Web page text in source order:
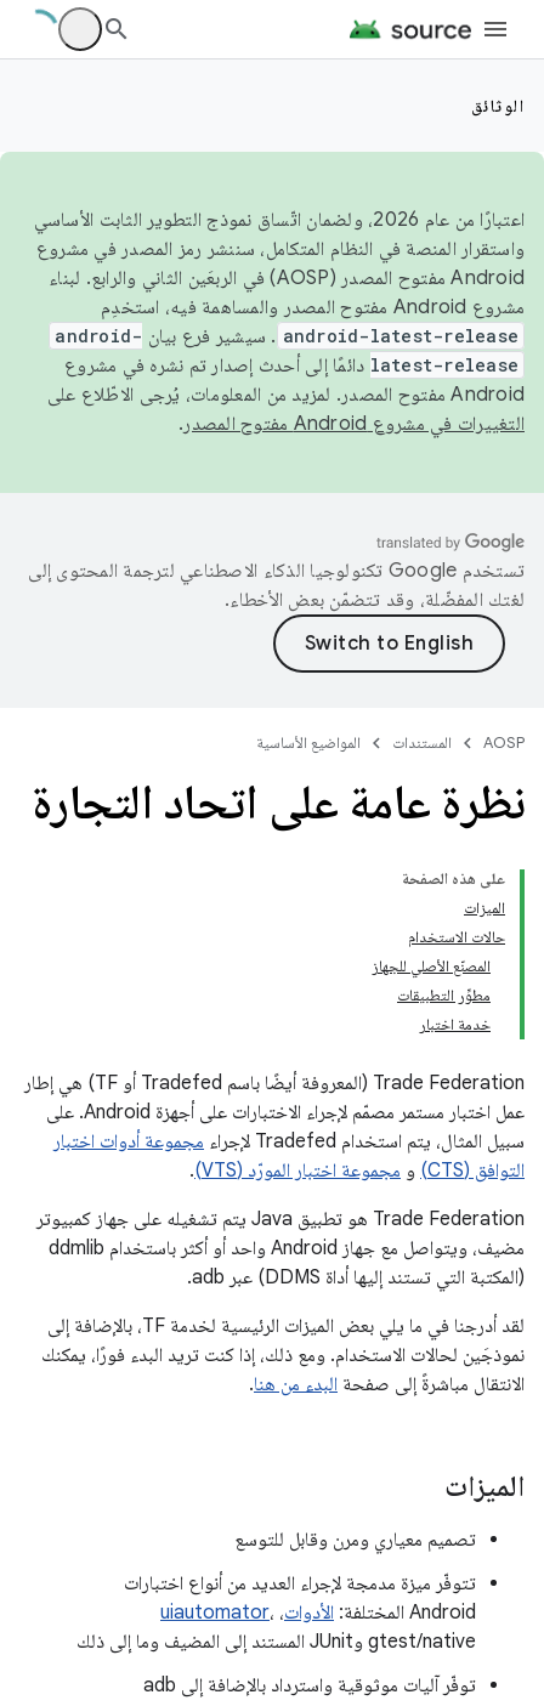
الوثائق
اعتبارًا من عام 2026، ولضمان اتّساق نموذج التطوير الثابت الأساسي
واستقرار المنصة في النظام المتكامل، سننشر رمز المصدر في مشروع
Android مفتوح المصدر (AOSP) في الربعَين الثاني والرابع. لبناء
مشروع Android مفتوح المصدر والمساهمة فيه، استخدِم
android-latest-release . سيشير فرع بيان android-
latest-release دائمًا إلى أحدث إصدار تم نشره في مشروع
Android مفتوح المصدر. لمزيد من المعلومات، يُرجى الاطّلاع على
التغييرات في مشروع Android مفتوح المصدر
.
تستخدم Google تكنولوجيا الذكاء الاصطناعي لترجمة المحتوى إلى
لغتك المفضّلة، وقد تتضمّن بعض الأخطاء.
AOSP المستندات المواضيع الأساسية
نظرة عامة على اتحاد التجارة
على هذه الصفحة
الميزات
حالات الاستخدام
المصنّع الأصلي للجهاز
مطوِّر التطبيقات
خدمة اختبار
‫Trade Federation (المعروفة أيضًا باسم Tradefed أو TF) هي إطار
عمل اختبار مستمر مصمّم لإجراء الاختبارات على أجهزة Android. على
سبيل المثال، يتم استخدام Tradefed لإجراء
مجموعة أدوات اختبار
التوافق (CTS)
و مجموعة اختبار المورّد (VTS)
.
‫Trade Federation هو تطبيق Java يتم تشغيله على جهاز كمبيوتر
مضيف، ويتواصل مع جهاز Android واحد أو أكثر باستخدام ddmlib
(المكتبة التي تستند إليها أداة DDMS) عبر adb.
لقد أدرجنا في ما يلي بعض الميزات الرئيسية لخدمة TF، بالإضافة إلى
نموذجَين لحالات الاستخدام. ومع ذلك، إذا كنت تريد البدء فورًا، يمكنك
الانتقال مباشرةً إلى صفحة البدء من هنا.
الميزات
تصميم معياري ومرن وقابل للتوسع
تتوفّر ميزة مدمجة لإجراء العديد من أنواع اختبارات
Android المختلفة:
الأدوات، uiautomator،
gtest/native وJUnit المستند إلى المضيف وما إلى ذلك
توفّر آليات موثوقية واسترداد بالإضافة إلى adb